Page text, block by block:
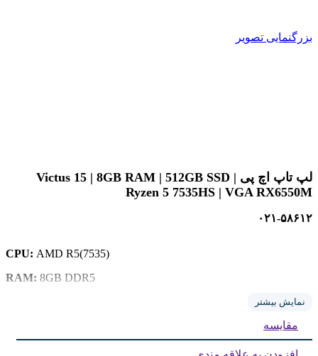
بزرگنمایی تصویر
لپ تاپ اچ پی Victus 15 | 8GB RAM | 512GB SSD |
Ryzen 5 7535HS | VGA RX6550M
۰۲۱-۵۸۶۱۲
CPU: AMD R5(7535)
RAM: 8GB DDR5
نمایش بیشتر
مقایسه